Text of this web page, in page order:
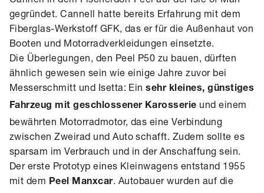
gegründet. Cannell hatte bereits Erfahrung mit dem
Fiberglas-Werkstoff GFK, das er für die Außenhaut von
Booten und Motorradverkleidungen einsetzte.
Die Überlegungen, den Peel P50 zu bauen, dürften
ähnlich gewesen sein wie einige Jahre zuvor bei
Messerschmitt und Isetta: Einsehr kleines, günstiges
Fahrzeug mit geschlossener Karosserie und einem
bewährten Motorradmotor, das eine Verbindung
zwischen Zweirad und Auto schafft. Zudem sollte es
sparsam im Verbrauch und in der Anschaffung sein.
Der erste Prototyp eines Kleinwagens entstand 1955
mit dem Peel Manxcar. Autobauer wurden auf die